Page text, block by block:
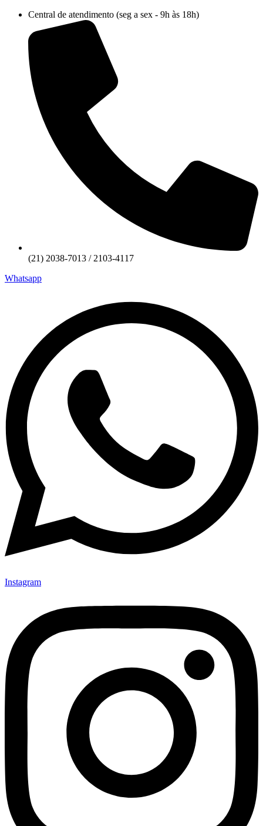
conteúdo
Central de atendimento (seg a sex - 9h às 18h)
(21) 2038-7013 / 2103-4117
Whatsapp
Instagram